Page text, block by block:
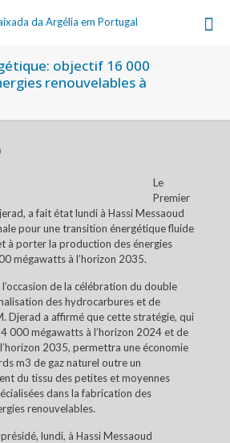
objectif 16 000
renouvelables à
Le
Premier
a fait état lundi à Hassi Messaoud
pour une transition énergétique fluide
à porter la production des énergies
mégawatts à l’horizon 2035.
de la célébration du double
des hydrocarbures et de
Djerad a affirmé que cette stratégie, qui
000 mégawatts à l’horizon 2024 et de
2035, permettra une économie
m3 de gaz naturel outre un
du tissu des petites et moyennes
dans la fabrication des
renouvelables.
lundi, à Hassi Messaoud